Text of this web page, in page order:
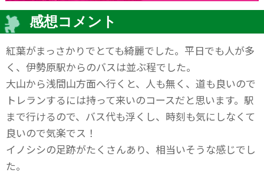
感想コメント
紅葉がまっさかりでとても綺麗でした。平日でも人が多
く、伊勢原駅からのバスは並ぶ程でした。
大山から浅間山方面へ行くと、人も無く、道も良いので
トレランするには持って来いのコースだと思います。駅
まで行けるので、バス代も浮くし、時刻も気にしなくて
良いので気楽でス！
イノシシの足跡がたくさんあり、相当いそうな感じでし
た。